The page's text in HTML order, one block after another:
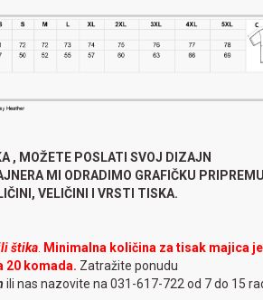
, MOŽETE POSLATI SVOJ DIZAJN
MI ODRADIMO GRAFIČKU
VELIČINI I VRSTI TISKA.
štika Minimalna količina za tisak majica je
20 komada. Zatražite ponudu
ili nas nazovite na 031-617-722 od 7 do 15